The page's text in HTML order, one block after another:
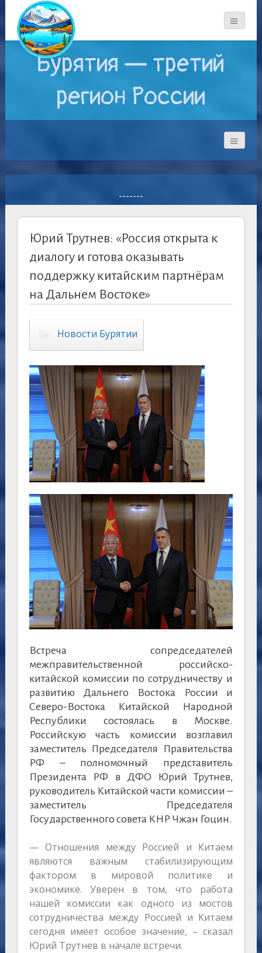
Бурятия — третий
регион России
-------
Юрий Трутнев: «Россия открыта к
диалогу и готова оказывать
поддержку китайским партнёрам
на Дальнем Востоке»
Новости Бурятии
Встреча сопредседателей
межправительственной российско-
китайской комиссии по сотрудничеству и
развитию Дальнего Востока России и
Северо-Востока Китайской Народной
Республики состоялась в Москве.
Российскую часть комиссии возглавил
заместитель Председателя Правительства
РФ – полномочный представитель
Президента РФ в ДФО Юрий Трутнев,
руководитель Китайской части комиссии –
заместитель Председателя
Государственного совета КНР Чжан Гоцин.
— Отношения между Россией и Китаем
являются важным стабилизирующим
фактором в мировой политике и
экономике. Уверен в том, что работа
нашей комиссии как одного из мостов
сотрудничества между Россией и Китаем
сегодня имеет особое значение, – сказал
Юрий Трутнев в начале встречи.